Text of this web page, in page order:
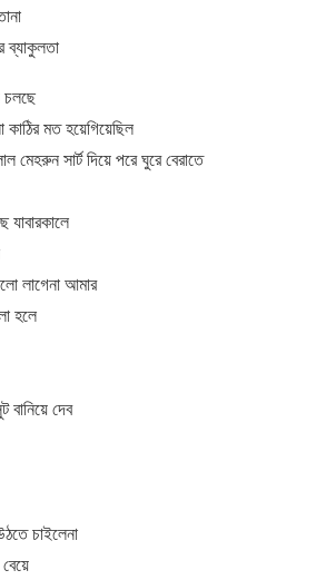
ব্যাকুলতা
চলছে
কাঠির মত হয়েগিয়েছিল
মেহরুন সার্ট দিয়ে পরে ঘুরে বেরাতে
যাবারকালে
লাগেনা আমার
হলে
দেব
চাইলেনা